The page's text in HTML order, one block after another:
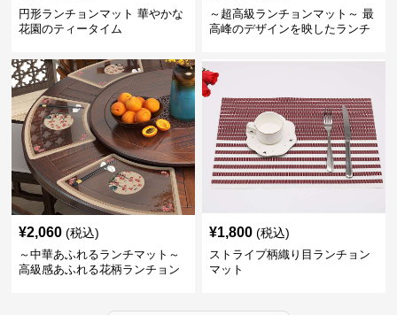
円形ランチョンマット 華やかな
花園のティータイム
～超高級ランチョンマット～ 最
高峰のデザインを映したランチ
ータイムにどうぞ
¥2,060 (税込)
～中華あふれるランチマット～
高級感あふれる花柄ランチョン
¥1,800 (税込)
ストライプ柄織り目ランチョン
マット